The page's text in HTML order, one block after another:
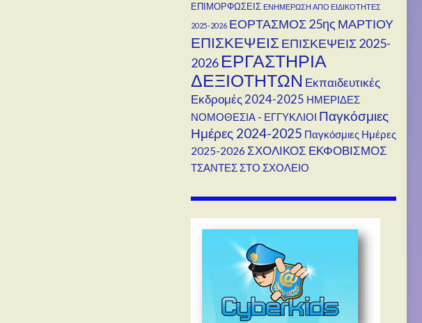
ΕΠΙΜΟΡΦΩΣΕΙΣ ΕΝΗΜΕΡΩΣΗ ΑΠΟ ΕΙΔΙΚΟΤΗΤΕΣ
2025-2026 ΕΟΡΤΑΣΜΟΣ 25ης ΜΑΡΤΙΟΥ
ΕΠΙΣΚΕΨΕΙΣ ΕΠΙΣΚΕΨΕΙΣ 2025-
2026 ΕΡΓΑΣΤΗΡΙΑ
ΔΕΞΙΟΤΗΤΩΝ Εκπαιδευτικές
Εκδρομές 2024-2025 ΗΜΕΡΙΔΕΣ
ΝΟΜΟΘΕΣΙΑ - ΕΓΓΥΚΛΙΟΙ Παγκόσμιες
Ημέρες 2024-2025 Παγκόσμιες Ημέρες
2025-2026 ΣΧΟΛΙΚΟΣ ΕΚΦΟΒΙΣΜΟΣ
ΤΣΑΝΤΕΣ ΣΤΟ ΣΧΟΛΕΙΟ